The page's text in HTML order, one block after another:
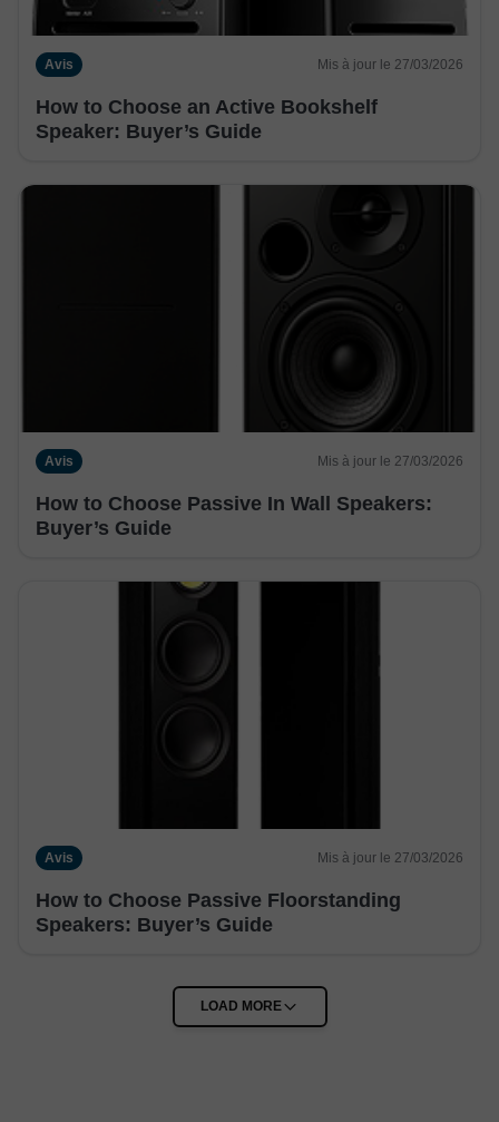
Avis Mis à jour le 27/03/2026
How to Choose an Active Bookshelf
Speaker: Buyer’s Guide
Avis Mis à jour le 27/03/2026
How to Choose Passive In Wall Speakers:
Buyer’s Guide
Avis Mis à jour le 27/03/2026
How to Choose Passive Floorstanding
Speakers: Buyer’s Guide